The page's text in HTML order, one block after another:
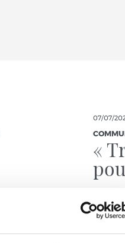
07/07/
«